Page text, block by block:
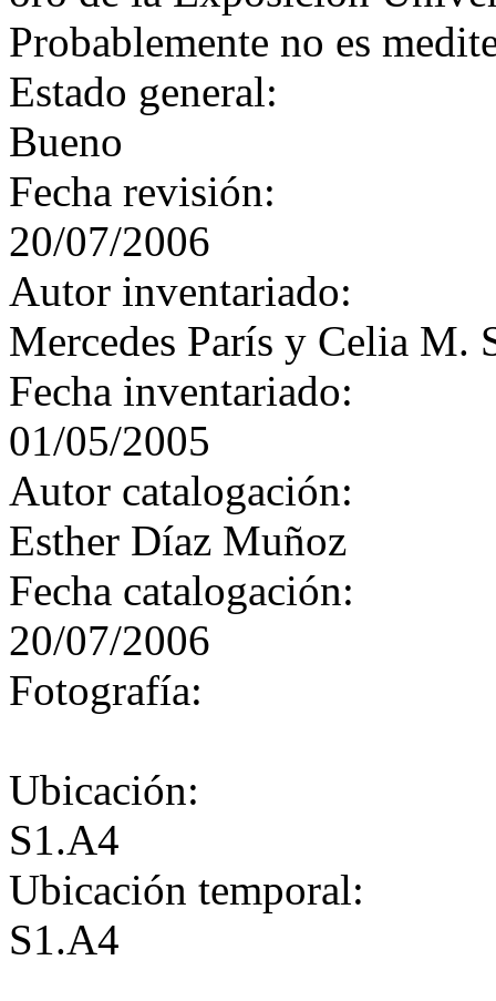
Probablemente no es
Estado general:
Bueno
Fecha revisión:
20/07/2006
Autor inventariado:
Mercedes París y Celia M.
Fecha inventariado:
01/05/2005
Autor catalogación:
Esther Díaz Muñoz
Fecha catalogación:
20/07/2006
Fotografía:
Ubicación:
S1.A4
Ubicación temporal:
S1.A4